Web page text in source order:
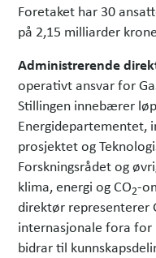
Foretaket har 30
på 2,15 milliarder
Administrerende
operativt ansvar for
Stillingen innebærer
Energidepartementet,
prosjektet og
Forskningsrådet og
klima, energi og CO2-
direktør representerer
internasjonale fora for
bidrar til